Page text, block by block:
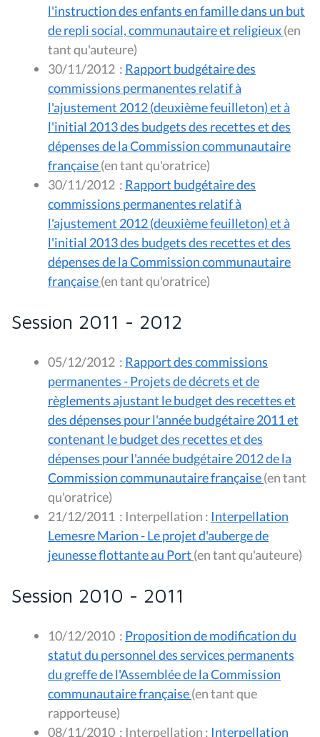
l'instruction des enfants en famille dans un but
de repli social, communautaire et religieux(en
tant qu'auteure)
30/11/2012 : Rapport budgétaire des
commissions permanentes relatif à
l'ajustement 2012 (deuxième feuilleton) et à
l'initial 2013 des budgets des recettes et des
dépenses de la Commission communautaire
française
(en tant qu'oratrice)
30/11/2012 : Rapport budgétaire des
commissions permanentes relatif à
l'ajustement 2012 (deuxième feuilleton) et à
l'initial 2013 des budgets des recettes et des
dépenses de la Commission communautaire
française
(en tant qu'oratrice)
Session 2011 - 2012
05/12/2012 : Rapport des commissions
permanentes - Projets de décrets et de
règlements ajustant le budget des recettes et
des dépenses pour l'année budgétaire 2011 et
contenant le budget des recettes et des
dépenses pour l'année budgétaire 2012 de la
Commission communautaire française(en tant
qu'oratrice)
21/12/2011 : Interpellation : Interpellation
Lemesre Marion - Le projet d'auberge de
jeunesse flottante au Port
(en tant qu'auteure)
Session 2010 - 2011
10/12/2010 : Proposition de modification du
statut du personnel des services permanents
du greffe de l'Assemblée de la Commission
communautaire française(en tant que
rapporteuse)
08/11/2010 : Interpellation : Interpellation